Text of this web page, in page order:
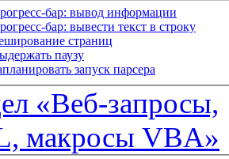
бар: вывод информации
бар: вывести текст в строку
страниц
паузу
запуск парсера
«Веб-запросы,
макросы VBA»